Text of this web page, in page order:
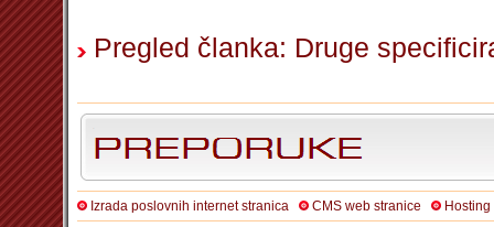
Pregled članka: Druge
Izrada poslovnih internet stranica CMS web stranice